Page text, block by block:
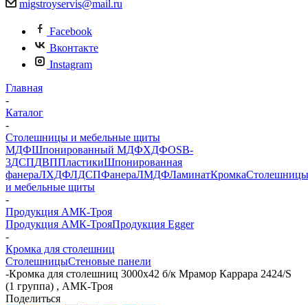
migstroyservis@mail.ru
Facebook
Вконтакте
Instagram
Главная
-
Каталог
-
Столешницы и мебельные щиты
МДФШпонированный МДФХДФOSB-
3ДСПДВППластикиШпонированная
фанераЛХДФЛДСПФанераЛМДФЛаминатКромкаСтолешницы
и мебельные щиты
-
Продукция АМК-Троя
Продукция АМК-ТрояПродукция Egger
-
Кромка для столешниц
СтолешницыСтеновые панели
-Кромка для столешниц 3000х42 б/к Мрамор Каррара 2424/S
(1 группа) , АМК-Троя
Поделиться